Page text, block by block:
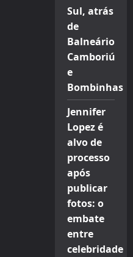
Sul, atrás
de
Balneário
Camboriú
e
Bombinhas
Jennifer
Lopez é
alvo de
processo
após
publicar
fotos: o
embate
entre
celebridade